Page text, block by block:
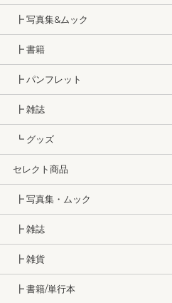
┣ 写真集&ムック
┣ 書籍
┣ パンフレット
┣ 雑誌
┗ グッズ
セレクト商品
┣ 写真集・ムック
┣ 雑誌
┣ 雑貨
┣ 書籍/単行本